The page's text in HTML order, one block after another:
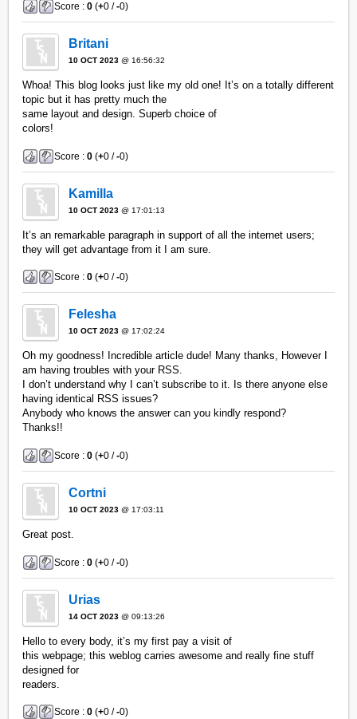
Score :0 (+0 /-0)
Britani
10 OCT 2023 @ 16:56:32
Whoa! This blog looks just like my old one! It’s on a totally different
topic but it has pretty much the
same layout and design. Superb choice of
colors!
Score :0 (+0 /-0)
Kamilla
10 OCT 2023 @ 17:01:13
It’s an remarkable paragraph in support of all the internet users;
they will get advantage from it I am sure.
Score :0 (+0 /-0)
Felesha
10 OCT 2023 @ 17:02:24
Oh my goodness! Incredible article dude! Many thanks, However I
am having troubles with your RSS.
I don’t understand why I can’t subscribe to it. Is there anyone else
having identical RSS issues?
Anybody who knows the answer can you kindly respond?
Thanks!!
Score :0 (+0 /-0)
Cortni
10 OCT 2023 @ 17:03:11
Great post.
Score :0 (+0 /-0)
Urias
14 OCT 2023 @ 09:13:26
Hello to every body, it’s my first pay a visit of
this webpage; this weblog carries awesome and really fine stuff
designed for
readers.
Score :0 (+0 /-0)